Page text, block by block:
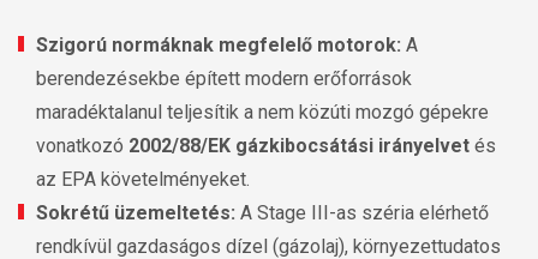
Szigorú normáknak megfelelő motorok: A
berendezésekbe épített modern erőforrások
maradéktalanul teljesítik a nem közúti mozgó gépekre
vonatkozó 2002/88/EK gázkibocsátási irányelvet és
az EPA követelményeket.
Sokrétű üzemeltetés: A Stage III-as széria elérhető
rendkívül gazdaságos dízel (gázolaj), környezettudatos